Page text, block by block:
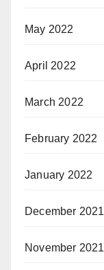
May 2022
April 2022
March 2022
February 2022
January 2022
December 2021
November 2021